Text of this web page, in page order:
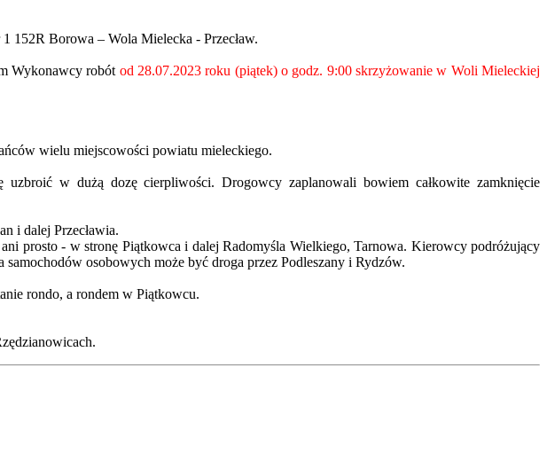
152R Borowa – Wola Mielecka - Przecław.
Wykonawcy robót od 28.07.2023 roku (piątek) o godz. 9:00 skrzyżowanie w Woli Mieleckiej
wielu miejscowości powiatu mieleckiego.
w dużą dozę cierpliwości. Drogowcy zaplanowali bowiem całkowite zamknięcie
i dalej Przecławia.
prosto - w stronę Piątkowca i dalej Radomyśla Wielkiego, Tarnowa. Kierowcy podróżujący
osobowych może być droga przez Podleszany i Rydzów.
rondo, a rondem w Piątkowcu.